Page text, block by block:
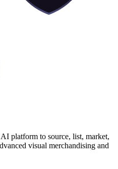
platform to source, list, market,
visual merchandising and